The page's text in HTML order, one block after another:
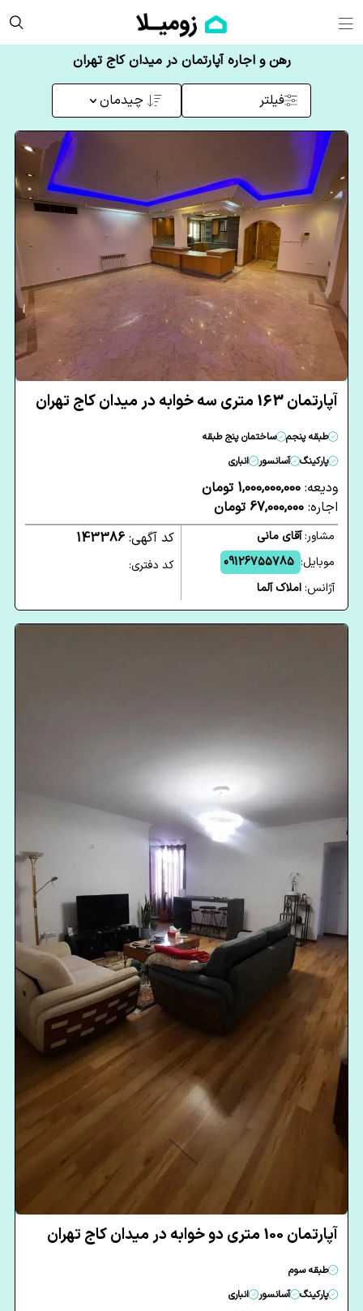
رهن و اجاره آپارتمان در میدان کاج تهران
فیلتر چیدمان
آپارتمان 163 متری سه خوابه در میدان کاج تهران
طبقه پنجم
ساختمان پنج طبقه
پارکینگ
آسانسور انباری
ودیعه: 1,000,000,000 تومان
اجاره: 67,000,000 تومان
مشاور:آقای مانی
موبایل: 09126755785
آژانس:املاک آلما
کد آگهی: 143386
کد دفتری:
آپارتمان 100 متری دو خوابه در میدان کاج تهران
طبقه سوم
پارکینگ
آسانسور انباری